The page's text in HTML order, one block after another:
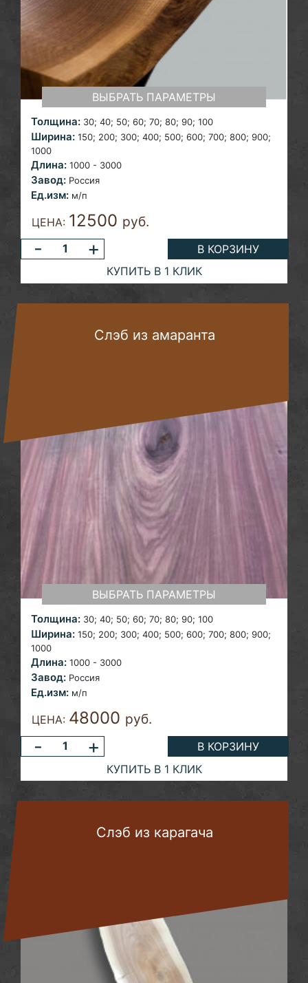
ВЫБРАТЬ ПАРАМЕТРЫ
Толщина: 30; 40; 50; 60; 70; 80; 90; 100
Ширина: 150; 200; 300; 400; 500; 600; 700; 800; 900;
1000
Длина: 1000 - 3000
Завод: Россия
Ед.изм: м/п
ЦЕНА: 12500 руб.
- +
В КОРЗИНУ
КУПИТЬ В 1 КЛИК
Слэб из амаранта
ВЫБРАТЬ ПАРАМЕТРЫ
Толщина: 30; 40; 50; 60; 70; 80; 90; 100
Ширина: 150; 200; 300; 400; 500; 600; 700; 800; 900;
1000
Длина: 1000 - 3000
Завод: Россия
Ед.изм: м/п
ЦЕНА: 48000 руб.
- +
В КОРЗИНУ
КУПИТЬ В 1 КЛИК
Слэб из карагача